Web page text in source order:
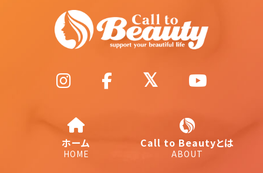
ホーム
HOME
Call to Beautyとは
ABOUT